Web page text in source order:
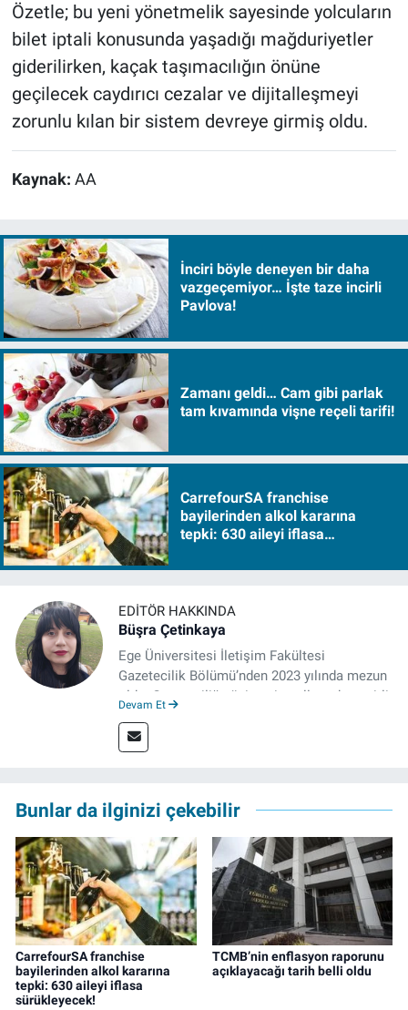
Özetle; bu yeni yönetmelik sayesinde yolcuların
bilet iptali konusunda yaşadığı mağduriyetler
giderilirken, kaçak taşımacılığın önüne
geçilecek caydırıcı cezalar ve dijitalleşmeyi
zorunlu kılan bir sistem devreye girmiş oldu.
Kaynak: AA
İnciri böyle deneyen bir daha
vazgeçemiyor… İşte taze incirli
Pavlova!
Zamanı geldi… Cam gibi parlak
tam kıvamında vişne reçeli tarifi!
CarrefourSA franchise
bayilerinden alkol kararına
tepki: 630 aileyi iflasa
EDITÖR HAKKINDA
Büşra Çetinkaya
Ege Üniversitesi İletişim Fakültesi
Gazetecilik Bölümü’nden 2023 yılında mezun
oldu. Gazeteciliğe üniversite yıllarında çeşitli
Meslek hayatına 2023'te İzmir'de başlayan
gazeteci, halen izgazete.net’te editör olarak
Devam Et
Bunlar da ilginizi çekebilir
CarrefourSA franchise
bayilerinden alkol kararına
tepki: 630 aileyi iflasa
sürükleyecek!
TCMB’nin enflasyon raporunu
açıklayacağı tarih belli oldu